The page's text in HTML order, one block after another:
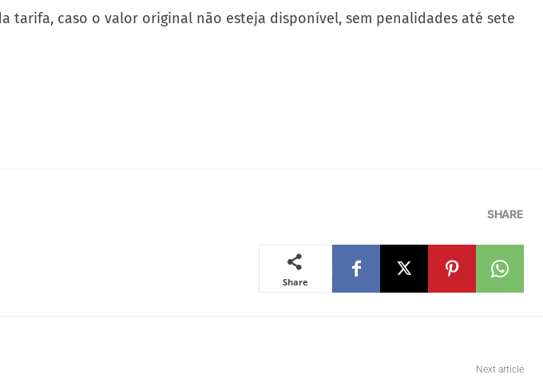
tarifa, caso o valor original não esteja disponível, sem penalidades até sete
SHARE
Share
Next article